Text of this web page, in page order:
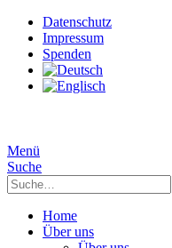
Datenschutz
Impressum
Spenden
Menü
Suche
Suche
Home
Über uns